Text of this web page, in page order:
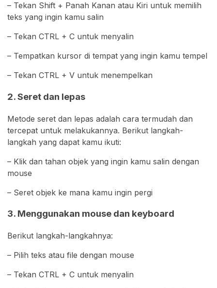
– Tekan Shift + Panah Kanan atau Kiri untuk memilih
teks yang ingin kamu salin
– Tekan CTRL + C untuk menyalin
– Tempatkan kursor di tempat yang ingin kamu tempel
– Tekan CTRL + V untuk menempelkan
2. Seret dan lepas
Metode seret dan lepas adalah cara termudah dan
tercepat untuk melakukannya. Berikut langkah-
langkah yang dapat kamu ikuti:
– Klik dan tahan objek yang ingin kamu salin dengan
mouse
– Seret objek ke mana kamu ingin pergi
3. Menggunakan mouse dan keyboard
Berikut langkah-langkahnya:
– Pilih teks atau file dengan mouse
– Tekan CTRL + C untuk menyalin